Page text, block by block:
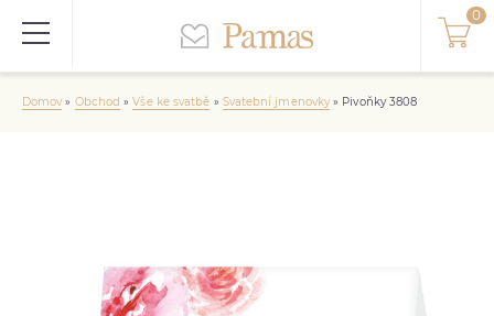
Domov» Obchod »Vše ke svatbě » Svatební jmenovky » Pivoňky 3808